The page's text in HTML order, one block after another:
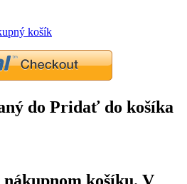
košík
do Pridať do košíka
košíku. V